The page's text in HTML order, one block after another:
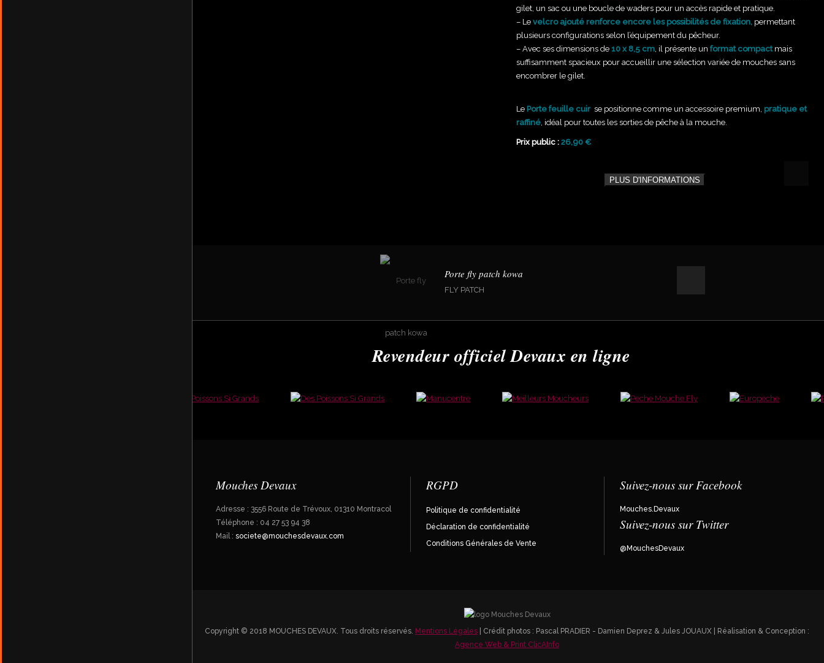
gilet, un sac ou une boucle de waders pour un accès rapide et pratique.
– Le velcro ajouté renforce encore les possibilités de fixation, permettant
plusieurs configurations selon l’équipement du pêcheur.
– Avec ses dimensions de 10 x 8,5 cm, il présente un format compactmais
suffisamment spacieux pour accueillir une sélection variée de mouches sans
encombrer le gilet.
Le Porte feuille cuir se positionne comme un accessoire premium, pratique et
raffiné, idéal pour toutes les sorties de pêche à la mouche.
Prix public : 26,90 €
PLUS D'INFORMATIONS
Porte fly patch kowa
FLY PATCH
Revendeur officiel Devaux en ligne
Mouches Devaux
Adresse : 3556 Route de Trévoux, 01310 Montracol
Téléphone : 04 27 53 94 38
Mail : societe@mouchesdevaux.com
RGPD
Politique de confidentialité
Déclaration de confidentialité
Conditions Générales de Vente
Suivez-nous sur Facebook
Mouches.Devaux
Suivez-nous sur Twitter
@MouchesDevaux
Copyright © 2018 MOUCHES DEVAUX. Tous droits réservés. Mentions Légales | Crédit photos : Pascal PRADIER - Damien Deprez & Jules JOUAUX | Réalisation & Conception :
Agence Web & Print ClicAInfo